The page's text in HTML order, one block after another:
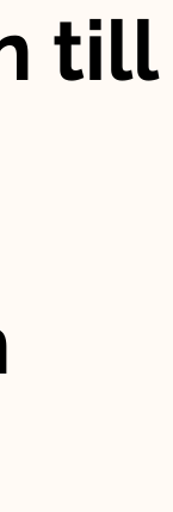
till